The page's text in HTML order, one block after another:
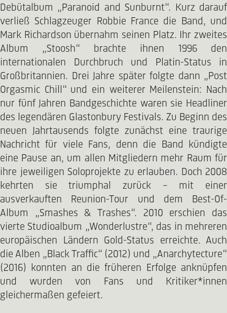
Debütalbum „Paranoid and Sunburnt“. Kurz darauf
verließ Schlagzeuger Robbie France die Band, und
Mark Richardson übernahm seinen Platz. Ihr zweites
Album „Stoosh“ brachte ihnen 1996 den
internationalen Durchbruch und Platin-Status in
Großbritannien. Drei Jahre später folgte dann „Post
Orgasmic Chill“ und ein weiterer Meilenstein: Nach
nur fünf Jahren Bandgeschichte waren sie Headliner
des legendären Glastonbury Festivals. Zu Beginn des
neuen Jahrtausends folgte zunächst eine traurige
Nachricht für viele Fans, denn die Band kündigte
eine Pause an, um allen Mitgliedern mehr Raum für
ihre jeweiligen Soloprojekte zu erlauben. Doch 2008
kehrten sie triumphal zurück – mit einer
ausverkauften Reunion-Tour und dem Best-Of-
Album „Smashes & Trashes“. 2010 erschien das
vierte Studioalbum „Wonderlustre“, das in mehreren
europäischen Ländern Gold-Status erreichte. Auch
die Alben „Black Traffic“ (2012) und „Anarchytecture“
(2016) konnten an die früheren Erfolge anknüpfen
und wurden von Fans und Kritiker*innen
gleichermaßen gefeiert.